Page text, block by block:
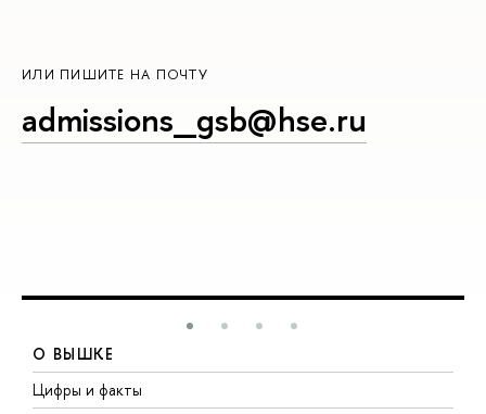
ИЛИ ПИШИТЕ НА ПОЧТУ
admissions_gsb@hse.ru
О ВЫШКЕ
Цифры и факты